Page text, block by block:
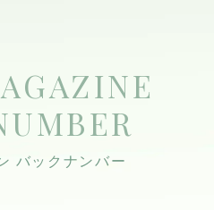
バックナンバー